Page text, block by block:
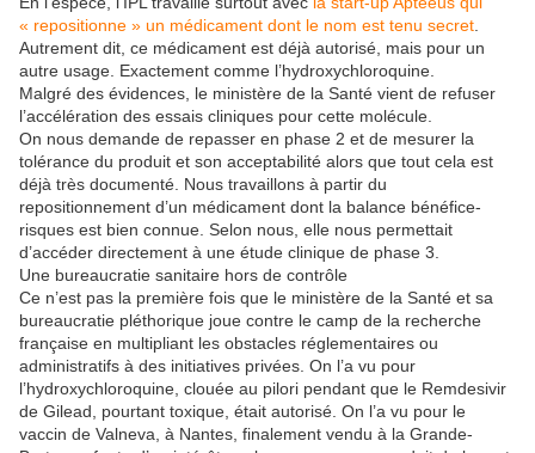
« repositionne » un médicament dont le nom est tenu secret
Autrement dit, ce médicament est déjà autorisé, mais pour un
autre usage. Exactement comme l’hydroxychloroquine.
Malgré des évidences, le ministère de la Santé vient de refuser
l’accélération des essais cliniques pour cette molécule.
On nous demande de repasser en phase 2 et de mesurer la
tolérance du produit et son acceptabilité alors que tout cela est
déjà très documenté. Nous travaillons à partir du
repositionnement d’un médicament dont la balance bénéfice-
risques est bien connue. Selon nous, elle nous permettait
d’accéder directement à une étude clinique de phase 3.
Une bureaucratie sanitaire hors de contrôle
Ce n’est pas la première fois que le ministère de la Santé et sa
bureaucratie pléthorique joue contre le camp de la recherche
française en multipliant les obstacles réglementaires ou
administratifs à des initiatives privées. On l’a vu pour
l’hydroxychloroquine, clouée au pilori pendant que le Remdesivir
de Gilead, pourtant toxique, était autorisé. On l’a vu pour le
vaccin de Valneva, à Nantes, finalement vendu à la Grande-